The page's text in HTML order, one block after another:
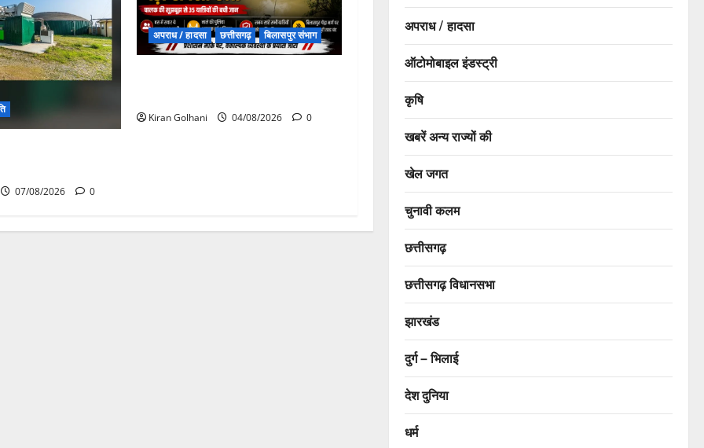
07/08/2026 0
अपराध / हादसा छत्तीसगढ़ बिलासपुर संभाग
Kiran Golhani 04/08/2026 0
अपराध / हादसा
ऑटोमोबाइल इंडस्ट्री
कृषि
खबरें अन्य राज्यों की
खेल जगत
चुनावी कलम
छत्तीसगढ़
छत्तीसगढ़ विधानसभा
झारखंड
दुर्ग – भिलाई
देश दुनिया
धर्म